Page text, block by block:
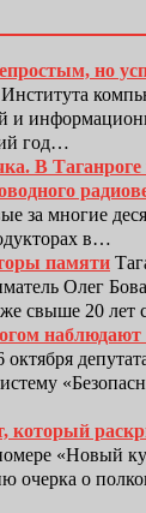
но
Института
и
год…
В
за многие
в…
памяти
Олег
свыше 20 лет
наблюдают
октября
который
«Новый
очерка о